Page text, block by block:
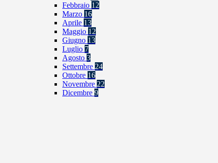
Febbraio 12
Marzo 16
Aprile 13
Maggio 12
Giugno 13
Luglio 7
Agosto 3
Settembre 24
Ottobre 16
Novembre 22
Dicembre 9